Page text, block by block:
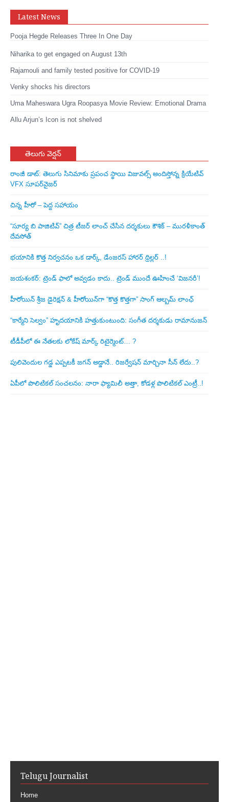
Latest News
Pooja Hegde Releases Three In One Day
Niharika to get engaged on August 13th
Rajamouli and family tested positive for COVID-19
Venky shocks his directors
Uma Maheswara Ugra Roopasya Movie Review: Emotional Drama
Allu Arjun’s Icon is not shelved
తెలుగు వెర్షన్
రాంజీ డాట్: తెలుగు సినిమాకు ప్రపంచ స్థాయి విజువల్స్ అందిస్తోన్న క్రియేటివ్
VFX సూపర్‌వైజర్
చిన్న హీరో – పెద్ద సహాయం
“సూర్య బి పాజిటివ్” చిత్ర టీజర్ లాంచ్ చేసిన‌ దర్శకులు కౌశిక్ – మురళీకాంత్
దేవసోత్
భయానికి కొత్త నిర్వచనం ఒక డార్క్, డేంజరస్ హారర్ థ్రిల్లర్ ..!
జయశంకర్: ట్రెండ్‌ ఫాలో అవ్వడం కాదు.. ట్రెండ్‌ ముందే ఊహించే ‘విజనరీ’!
హీరోయిన్ శ్రీజ డైరెక్ష‌న్ & హీరోయిన్‌గా “కొత్త కొత్తగా” సాంగ్ ఆల్బమ్ లాంఛ్
“కార్మేని సెల్వం” హృదయానికి హత్తుకుంటుంది: సంగీత దర్శకుడు రామానుజన్
టీడీపీలో ఈ నేత‌ల‌కు లోకేష్ మార్క్ రిటైర్మెంట్‌… ?
పులివెందుల గ‌డ్డ ఎప్ప‌ట‌కీ జ‌గ‌న్ అడ్డానే.. రిజ‌ర్వేష‌న్ మార్చినా సీన్ లేదు..?
ఏపీలో పొలిటిక‌ల్ సంచ‌ల‌నం: నారా ఫ్యామిలీ అత్తా, కోడ‌ళ్ల పొలిటికల్ ఎంట్రీ..!
Telugu Journalist
Home